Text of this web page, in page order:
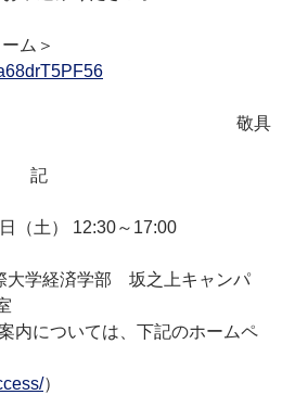
ム＞
敬具
記
（土） 12:30～17:00
大学経済学部 坂之上キャンパ
内については、下記のホームペ
）